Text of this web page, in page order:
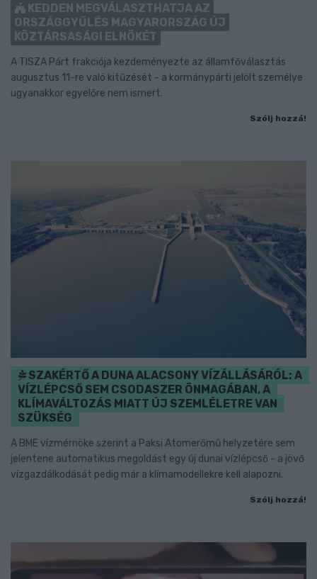
KEDDEN MEGVÁLASZTHATJA AZ
ORSZÁGGYŰLÉS MAGYARORSZÁG ÚJ
KÖZTÁRSASÁGI ELNÖKÉT
A TISZA Párt frakciója kezdeményezte az államfőválasztás
augusztus 11-re való kitűzését - a kormánypárti jelölt személye
ugyanakkor egyelőre nem ismert.
Szólj hozzá!
SZAKÉRTŐ A DUNA ALACSONY VÍZÁLLÁSÁRÓL: A
VÍZLÉPCSŐ SEM CSODASZER ÖNMAGÁBAN, A
KLÍMAVÁLTOZÁS MIATT ÚJ SZEMLÉLETRE VAN
SZÜKSÉG
A BME vízmérnöke szerint a Paksi Atomerőmű helyzetére sem
jelentene automatikus megoldást egy új dunai vízlépcső - a jövő
vízgazdálkodását pedig már a klímamodellekre kell alapozni.
Szólj hozzá!